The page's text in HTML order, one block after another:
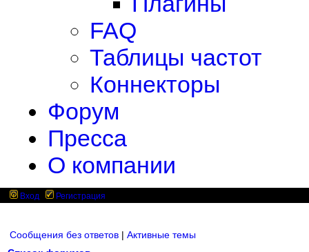
FAQ
Таблицы частот
Коннекторы
Форум
Пресса
О компании
Вход Регистрация
Сообщения без ответов | Активные темы